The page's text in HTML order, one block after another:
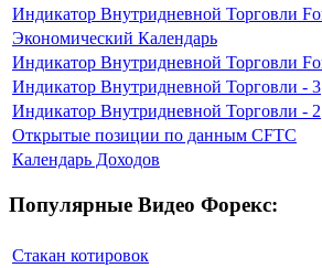
Индикатор Внутридневной Торговли
Экономический Календарь
Индикатор Внутридневной Торговли
Индикатор Внутридневной Торговли - 3
Индикатор Внутридневной Торговли - 2
Открытые позиции по данным CFTC
Календарь Доходов
Популярные Видео Форекс:
Стакан котировок